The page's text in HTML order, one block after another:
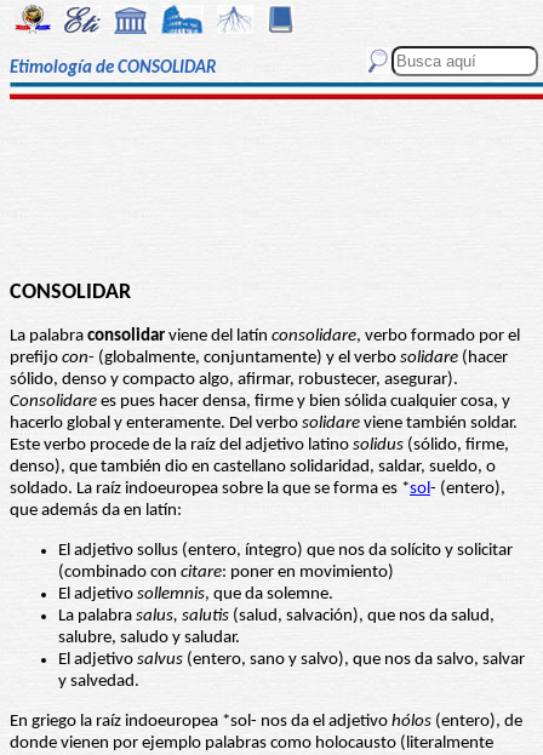
Etimología de CONSOLIDAR
CONSOLIDAR
La palabra consolidar viene del latín consolidare, verbo formado por el
prefijo con- (globalmente, conjuntamente) y el verbo solidare (hacer
sólido, denso y compacto algo, afirmar, robustecer, asegurar).
Consolidare es pues hacer densa, firme y bien sólida cualquier cosa, y
hacerlo global y enteramente. Del verbo solidare viene también soldar.
Este verbo procede de la raíz del adjetivo latino solidus (sólido, firme,
denso), que también dio en castellano solidaridad, saldar, sueldo, o
soldado. La raíz indoeuropea sobre la que se forma es *sol- (entero),
que además da en latín:
El adjetivo sollus (entero, íntegro) que nos da solícito y solicitar
(combinado con citare: poner en movimiento)
El adjetivo sollemnis, que da solemne.
La palabra salus, salutis (salud, salvación), que nos da salud,
salubre, saludo y saludar.
El adjetivo salvus (entero, sano y salvo), que nos da salvo, salvar
y salvedad.
En griego la raíz indoeuropea *sol- nos da el adjetivo hólos (entero), de
donde vienen por ejemplo palabras como holocausto (literalmente